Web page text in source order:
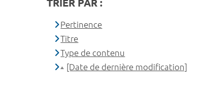
TRIER PAR :
Pertinence
Titre
Type de contenu
[Date de dernière modification]